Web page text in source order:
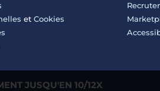
et Cookies
JUSQU'EN 10/12X